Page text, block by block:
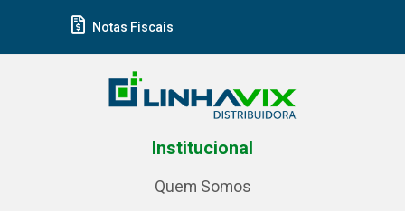
Notas Fiscais
Institucional
Quem Somos